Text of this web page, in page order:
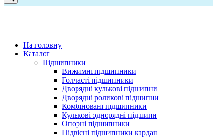
На головну
Каталог
Підшипники
Вижимні підшипники
Голчасті підшипники
Дворядні кулькові підшипни
Дворядні роликові підшипни
Комбіновані підшипники
Кулькові однорядні підшипн
Опорні підшипники
Підвісні підшипники кардан